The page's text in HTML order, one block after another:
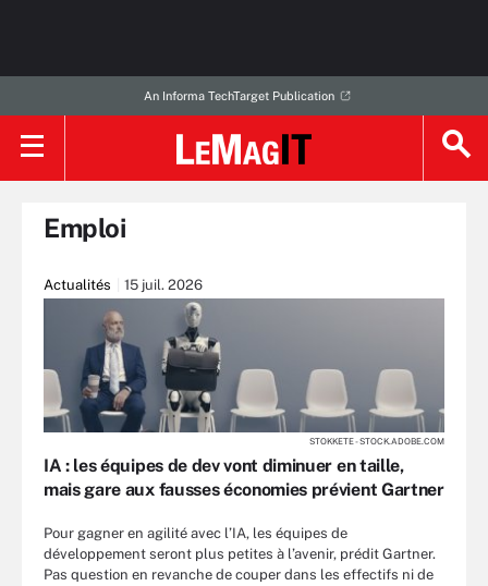
An Informa TechTarget Publication
Emploi
Actualités 15 juil. 2026
STOKKETE - STOCK.ADOBE.COM
IA : les équipes de dev vont diminuer en taille,
mais gare aux fausses économies prévient Gartner
Pour gagner en agilité avec l’IA, les équipes de
développement seront plus petites à l’avenir, prédit Gartner.
Pas question en revanche de couper dans les effectifs ni de